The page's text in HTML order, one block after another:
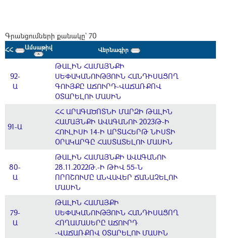
Գրանցումների քանակը` 70
ՀՀ Ամսաթիվ Վերնագիր
92-
Ա
ԹԱԼԻՆ ՀԱՄԱՅՆՔԻ
ՍԵՓԱԿԱՆՈՒԹՅՈՒՆ ՀԱՆԴԻՍԱՑՈՂ
ԳՈՒՅՔԸ ԱՃՈՒՐԴ-ՎԱՃԱՌՔՈՎ
ՕՏԱՐԵԼՈՒ ՄԱՍԻՆ
91-Ա
ՀՀ ԱՐԱԳԱԾՈՏՆԻ ՄԱՐԶԻ ԹԱԼԻՆ
ՀԱՄԱՅՆՔԻ ԱՎԱԳԱՆՈՒ 2023Թ-Ի
ՀՈՒԼԻՍԻ 14-Ի ԱՐՏԱՀԵՐԹ ՆԻՍՏԻ
ՕՐԱԿԱՐԳԸ ՀԱՍՏԱՏԵԼՈՒ ՄԱՍԻՆ
80-
Ա
ԹԱԼԻՆ ՀԱՄԱՅՆՔԻ ԱՎԱԳԱՆՈՒ
28.11.2022Թ.-Ի ԹԻՎ 55-Ն
ՈՐՈՇՈՒՄԸ ԱՆՎԱՎԵՐ ՃԱՆԱՉԵԼՈՒ
ՄԱՍԻՆ
79-
Ա
ԹԱԼԻՆ ՀԱՄԱՅՔԻ
ՍԵՓԱԿԱՆՈՒԹՅՈՒՆ ՀԱՆԴԻՍԱՑՈՂ
ՀՈՂԱՄԱՍԵՐԸ ԱՃՈՒՐԴ
-ՎԱՃԱՌՔՈՎ ՕՏԱՐԵԼՈՒ ՄԱՍԻՆ